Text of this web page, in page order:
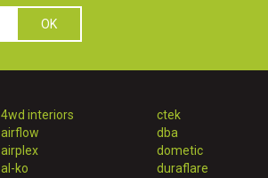
4wd interiors
airflow
airplex
al-ko
ctek
dba
dometic
duraflare